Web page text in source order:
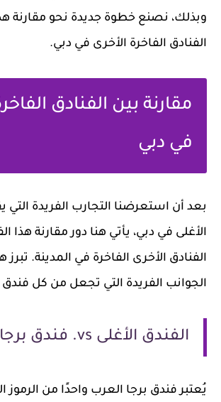
وبذلك، نصنع خطوة جديدة نحو مقارنة
الفنادق الفاخرة الأخرى في دبي.
مقارنة بين الفنادق
في دبي
بعد أن استعرضنا التجارب الفريدة التي
الأغلى في دبي، يأتي هنا دور مقارنة
الفنادق الأخرى الفاخرة في المدينة. تبرز
الجوانب الفريدة التي تجعل من كل فندق
الفندق الأغلى vs. فندق برجا العرب
يُعتبر فندق برجا العرب واحدًا من الرموز